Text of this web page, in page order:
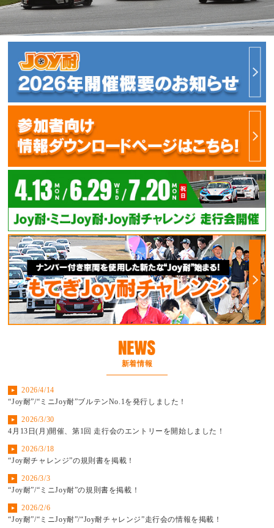
レストラン
アトラクション
待ち時間案内
イベント
営業時間
場内マップ アクセス
サービスガイド アンケート
新着情報
2026/4/14
“Joy耐”/“ミニJoy耐”ブルテンNo.1を発行しました！
2026/3/30
4月13日(月)開催、第1回 走行会のエントリーを開始しました！
2026/3/18
“Joy耐チャレンジ”の規則書を掲載！
2026/3/3
“Joy耐”/“ミニJoy耐”の規則書を掲載！
2026/2/6
“Joy耐”/“ミニJoy耐”/“Joy耐チャレンジ”走行会の情報を掲載！